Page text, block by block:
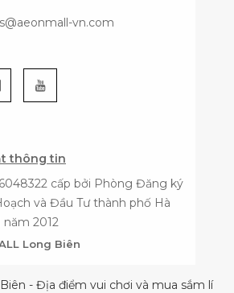
vn.com
thông tin
cấp bởi Phòng Đăng ký
và Đầu Tư thành phố Hà
năm 2012
Long Biên
- Địa điểm vui chơi và mua sắm lí